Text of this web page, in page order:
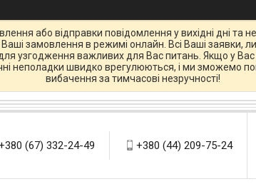
або відправки повідомлення у вихідні дні та
замовлення в режимі онлайн. Всі Ваші заявки,
узгодження важливих для Вас питань. Якщо у
неполадки швидко врегулюються, і ми зможемо
вибачення за тимчасові незручності!
(67) 332-24-49 +380 (44) 209-75-24